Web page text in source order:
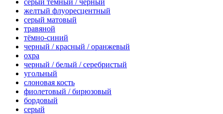
серый темный / черный
желтый флуоресцентный
серый матовый
травяной
тёмно-синий
черный / красный / оранжевый
охра
черный / белый / серебристый
угольный
слоновая кость
фиолетовый / бирюзовый
бордовый
серый